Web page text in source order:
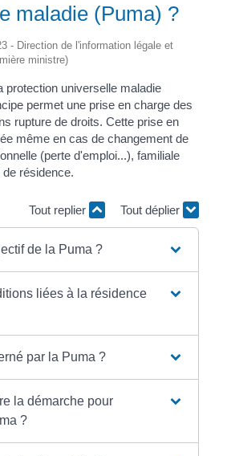
maladie (Puma) ?
- Direction de l'information légale et
ministre)
protection universelle maladie
permet une prise en charge des
rupture de droits. Cette prise en
même en cas de changement de
(perte d'emploi...), familiale
résidence.
Tout replier Tout déplier
de la Puma ?
liées à la résidence
par la Puma ?
la démarche pour
?